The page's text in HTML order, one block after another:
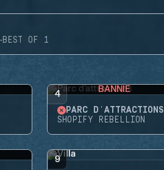
·BEST OF 1
4 BANNIE
PARC D'ATTRACTIONS
SHOPIFY REBELLION
9